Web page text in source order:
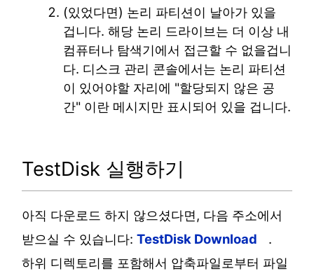
(있었다면) 논리 파티션이 날아가 있을
겁니다. 해당 논리 드라이브는 더 이상 내
컴퓨터나 탐색기에서 접근할 수 없을겁니
다. 디스크 관리 콘솔에서는 논리 파티션
이 있어야할 자리에 "할당되지 않은 공
간" 이란 메시지만 표시되어 있을 겁니다.
TestDisk 실행하기
아직 다운로드 하지 않으셨다면, 다음 주소에서
받으실 수 있습니다:TestDisk Download
.
하위 디렉토리를 포함해서 압축파일로부터 파일